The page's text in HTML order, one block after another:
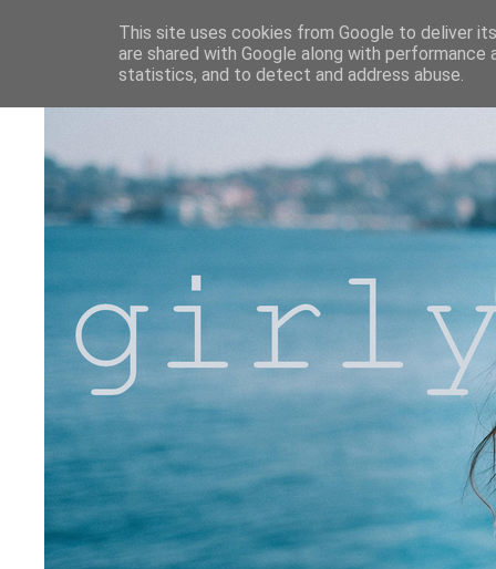
This site uses cookies from Google to deliver
are shared with Google along with
statistics, and to detect and address abuse.